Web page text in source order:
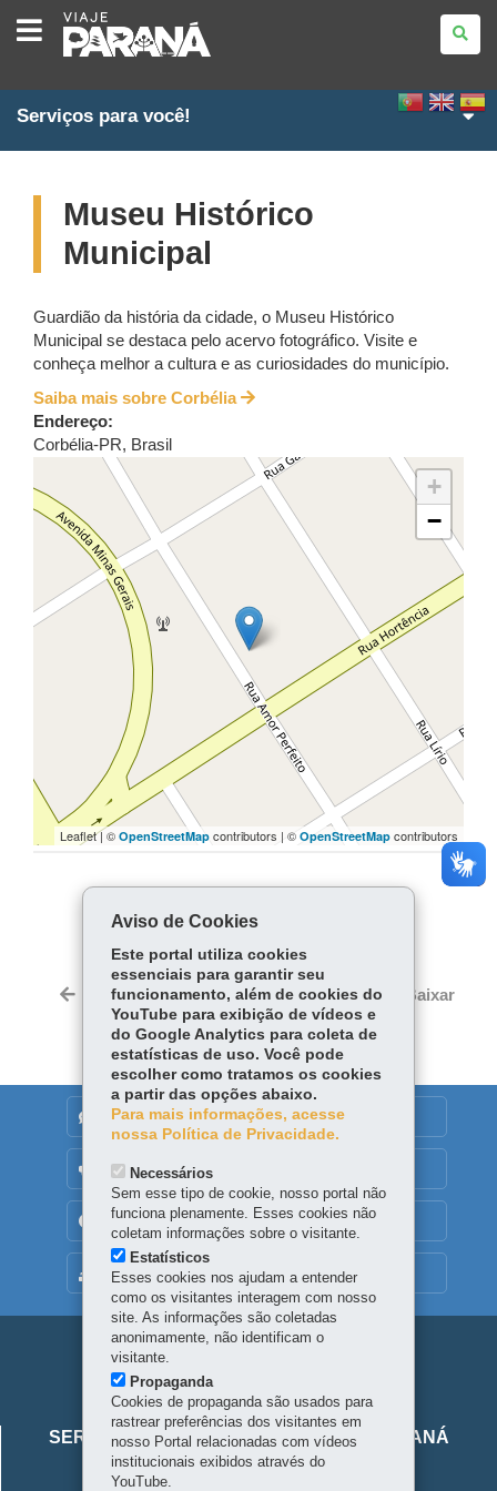
VIAJE
PARANÁ
Serviços para você!
Museu Histórico
Municipal
Guardião da história da cidade, o Museu Histórico
Municipal se destaca pelo acervo fotográfico. Visite e
conheça melhor a cultura e as curiosidades do município.
Saiba mais sobre Corbélia
Endereço:
Corbélia-PR, Brasil
+
−
Leaflet | © OpenStreetMap contributors | © OpenStreetMap contributors
Twitter
Voltar Início Imprimir Baixar
MAPA DO SITE
DENUNCIE CORRUPÇÃO
OUVIDORIA
TRANSPARÊNCIA INSTITUCIONAL
Navegação
principal
Viaje
Parana
SERVIÇO SOCIAL AUTÔNOMO VIAJE PARANÁ
Alameda Júlia da Costa, 64 - São Francisco
Aviso de Cookies
Este portal utiliza cookies
essenciais para garantir seu
funcionamento, além de cookies do
YouTube para exibição de vídeos e
do Google Analytics para coleta de
estatísticas de uso. Você pode
escolher como tratamos os cookies
a partir das opções abaixo.
Para mais informações, acesse
nossa Política de Privacidade.
Necessários
Sem esse tipo de cookie, nosso portal não
funciona plenamente. Esses cookies não
coletam informações sobre o visitante.
Estatísticos
Esses cookies nos ajudam a entender
como os visitantes interagem com nosso
site. As informações são coletadas
anonimamente, não identificam o
visitante.
Propaganda
Cookies de propaganda são usados para
rastrear preferências dos visitantes em
nosso Portal relacionadas com vídeos
institucionais exibidos através do
YouTube.